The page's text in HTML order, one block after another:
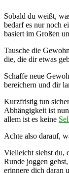
Sobald du weißt,
bedarf es nur noch
basiert im Großen
Tausche die
die, die dir etwas
Schaffe neue
bereichern und dir
Kurzfristig tun
Abhängigkeit ist
allem ist es keine
Achte also darauf,
Vielleicht siehst du,
Runde joggen
erinnere dich daran